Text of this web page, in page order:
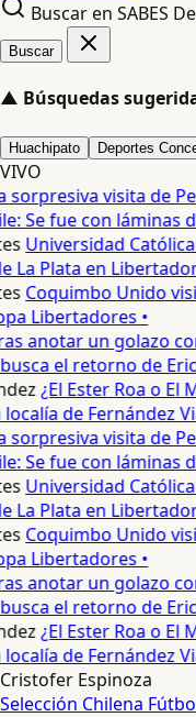
Buscar en SABES
Buscar
▲ Búsquedas
Huachipato Deportes
VIVO
sorpresiva visita de
Se fue con láminas
Universidad Católica
Plata en
Coquimbo Unido
Libertadores •
anotar un golazo
el retorno de
¿El Ester Roa o El
de Fernández
sorpresiva visita de
Se fue con láminas
Universidad Católica
Plata en
Coquimbo Unido
Libertadores •
anotar un golazo
el retorno de
¿El Ester Roa o El
de Fernández
Cristofer Espinoza
Selección Chilena